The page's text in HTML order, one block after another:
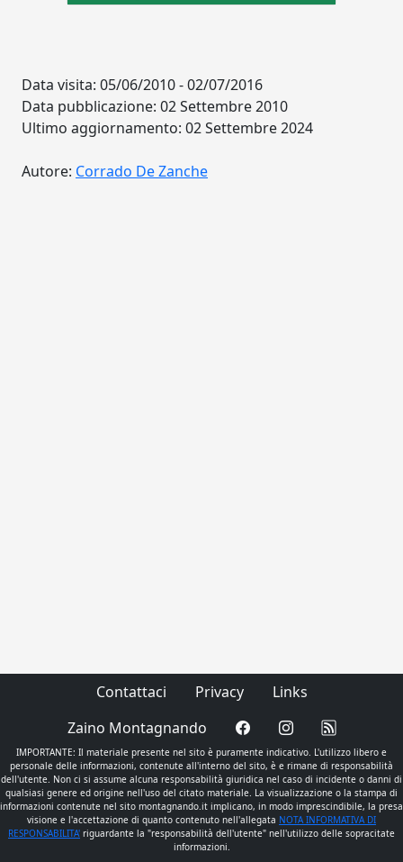
Data visita: 05/06/2010 - 02/07/2016
Data pubblicazione: 02 Settembre 2010
Ultimo aggiornamento: 02 Settembre 2024
Autore: Corrado De Zanche
Contattaci Privacy
Links
Zaino Montagnando
IMPORTANTE: Il materiale presente nel sito è puramente indicativo. L'utilizzo libero e
personale delle informazioni, contenute all'interno del sito, è e rimane di responsabilità
dell'utente. Non ci si assume alcuna responsabilità giuridica nel caso di incidente o danni di
qualsiasi genere ed origine nell'uso del citato materiale. La visualizzazione o la stampa di
informazioni contenute nel sito montagnando.it implicano, in modo imprescindibile, la presa
visione e l'accettazione di quanto contenuto nell'allegata NOTA INFORMATIVA DI
RESPONSABILITA' riguardante la "responsabilità dell'utente" nell'utilizzo delle sopracitate
informazioni.